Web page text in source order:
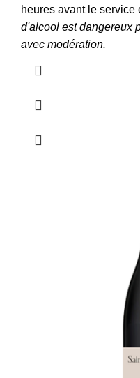
heures avant le service
d'alcool est dangereux
avec modération.